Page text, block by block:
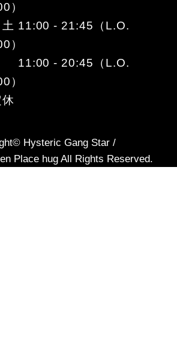
）
土 11:00 - 21:45（L.O.
）
- 20:45（L.O.
）
Hysteric Gang Star /
Place hug All Rights Reserved.